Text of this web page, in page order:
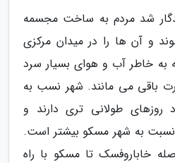
شد مردم به ساخت مجسمه
و آن ها را در میدان مرکزی
به خاطر آب و هوای بسیار سرد
باقی می مانند. شهر نسب به
روزهای طولانی تری دارند و
نسبت به شهر مسکو بیشتر است.
خاباروفسک تا مسکو با راه